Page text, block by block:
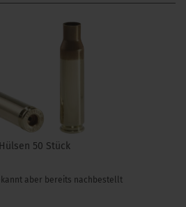
50 Stück
aber bereits nachbestellt